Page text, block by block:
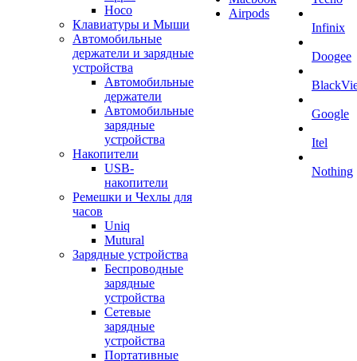
Hoco
Клавиатуры и Мыши
Автомобильные
держатели и зарядные
устройства
Автомобильные
держатели
Автомобильные
зарядные
устройства
Накопители
USB-
накопители
Ремешки и Чехлы для
часов
Uniq
Mutural
Зарядные устройства
Беспроводные
зарядные
устройства
Сетевые
зарядные
устройства
Портативные
Airpods
Infinix
Doogee
Google
Itel
Nothing